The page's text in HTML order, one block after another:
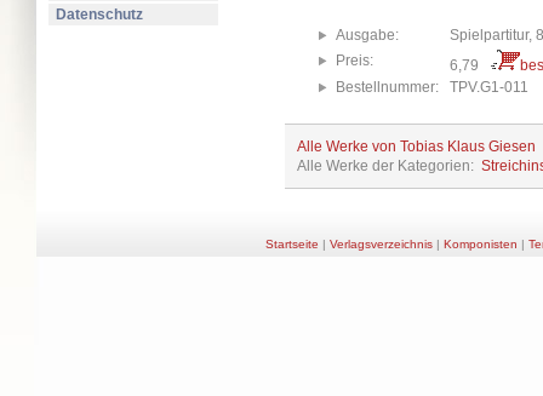
Datenschutz
Ausgabe:
Spielpartitur,
Preis:
6,79
Bestellnummer:
TPV.G1-011
Alle Werke von Tobias Klaus Giesen
Alle Werke der Kategorien:
Startseite | Verlagsverzeichnis| Komponisten |